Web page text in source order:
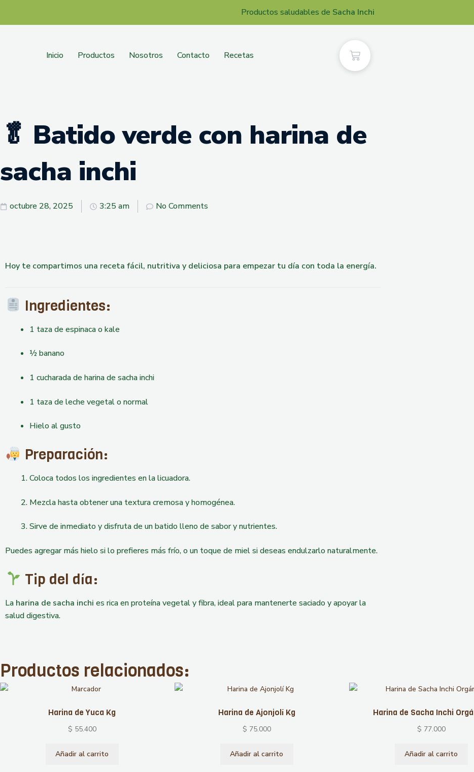
Productos saludables de Sacha Inchi
Inicio Productos Nosotros Contacto Recetas
🥬 Batido verde con harina de
sacha inchi
octubre 28, 2025 3:25 am No Comments
Hoy te compartimos una receta fácil, nutritiva y deliciosa para empezar tu día con toda la energía.
Ingredientes:
1 taza de espinaca o kale
½ banano
1 cucharada de harina de sacha inchi
1 taza de leche vegetal o normal
Hielo al gusto
Preparación:
Coloca todos los ingredientes en la licuadora.
Mezcla hasta obtener una textura cremosa y homogénea.
Sirve de inmediato y disfruta de un batido lleno de sabor y nutrientes.
Puedes agregar más hielo si lo prefieres más frío, o un toque de miel si deseas endulzarlo naturalmente.
Tip del día:
La harina de sacha inchi es rica en proteína vegetal y fibra, ideal para mantenerte saciado y apoyar la
salud digestiva.
Productos relacionados:
Harina de Yuca Kg
$ 55.400
Añadir al carrito
Harina de Ajonjolí Kg
$ 75.000
Añadir al carrito
Harina de Sacha Inchi
$ 77.000
Añadir al carrito